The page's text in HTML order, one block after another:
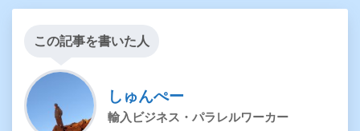
この記事を書いた人
しゅんぺー
輸入ビジネス・パラレルワーカー